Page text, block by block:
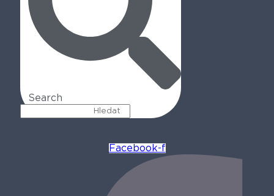
Search
Facebook-f